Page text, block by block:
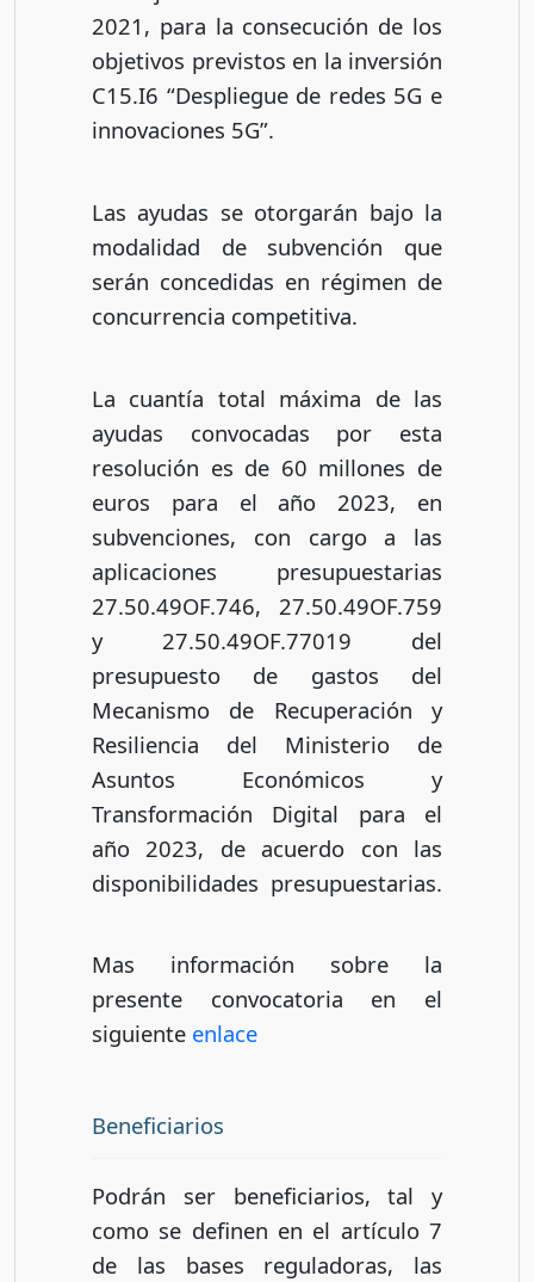
2021, para la consecución de los
objetivos previstos en la inversión
C15.I6 “Despliegue de redes 5G e
innovaciones 5G”.
Las ayudas se otorgarán bajo la
modalidad de subvención que
serán concedidas en régimen de
concurrencia competitiva.
La cuantía total máxima de las
ayudas convocadas por esta
resolución es de 60 millones de
euros para el año 2023, en
subvenciones, con cargo a las
aplicaciones presupuestarias
27.50.49OF.746, 27.50.49OF.759
y 27.50.49OF.77019 del
presupuesto de gastos del
Mecanismo de Recuperación y
Resiliencia del Ministerio de
Asuntos Económicos y
Transformación Digital para el
año 2023, de acuerdo con las
disponibilidades presupuestarias.
Mas información sobre la
presente convocatoria en el
siguiente enlace
Beneficiarios
Podrán ser beneficiarios, tal y
como se definen en el artículo 7
de las bases reguladoras, las